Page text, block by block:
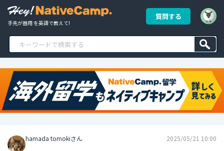
手先が器用 を英語で教えて!
質問する
hamada tomokiさん 2025/05/21 10:00